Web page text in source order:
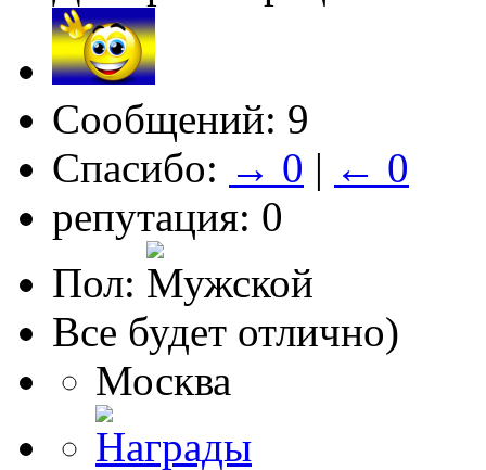
Сообщений: 9
Спасибо: → 0 | ← 0
репутация: 0
Пол:
Все будет отлично)
Москва